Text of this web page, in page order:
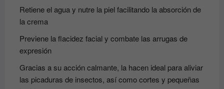
Retiene el agua y nutre la piel facilitando la absorción de
la crema
Previene la flacidez facial y combate las arrugas de
expresión
Gracias a su acción calmante, la hacen ideal para aliviar
las picaduras de insectos, así como cortes y pequeñas